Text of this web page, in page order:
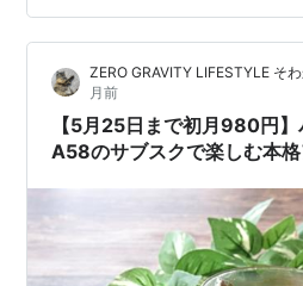
ヒー豆のポテンシャルを引き出
入れ 味わいを調整…
ZERO GRAVITY LIFESTYLE そ
月前
【5月25日まで初月980円
A58のサブスクで楽しむ本